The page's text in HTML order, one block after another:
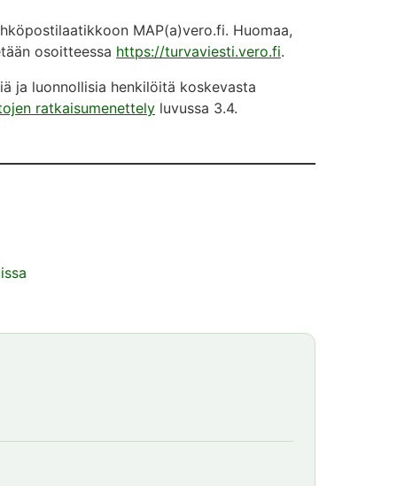
MAP(a)vero.fi. Huomaa,
osoitteessa https://turvaviesti.vero.fi.
ja luonnollisia henkilöitä koskevasta
ratkaisumenettely luvussa 3.4.